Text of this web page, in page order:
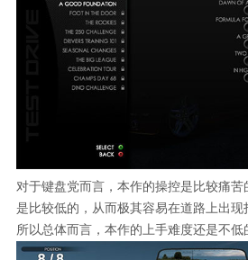
对于键盘党而言，本作的操控是比较痛
是比较低的，从而极其容易在道路上出现
所以总体而言，本作的上手难度还是不低